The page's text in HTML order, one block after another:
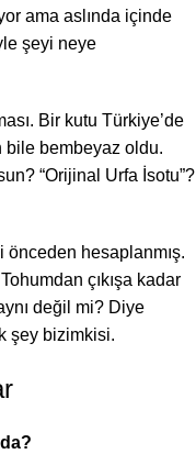
ama aslında içinde
şeyi neye
Bir kutu Türkiye’de
bile bembeyaz oldu.
“Orijinal Urfa İsotu”?
önceden hesaplanmış.
çıkışa kadar
değil mi? Diye
şey bizimkisi.